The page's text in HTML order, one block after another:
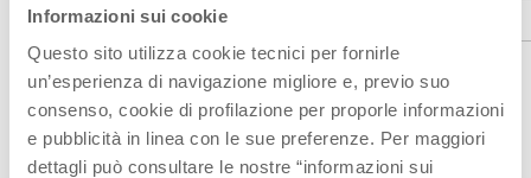
Informazioni sui cookie
Questo sito utilizza cookie tecnici per fornirle
un’esperienza di navigazione migliore e, previo suo
consenso, cookie di profilazione per proporle informazioni
e pubblicità in linea con le sue preferenze. Per maggiori
dettagli può consultare le nostre “informazioni sui
Dopo aver compilato il modulo, controlla la tua inbox per confermare
Iscrivendomi alla newsletter dichiaro di aver compiuto
16 anni e di aver preso visione della
Privacy Policy